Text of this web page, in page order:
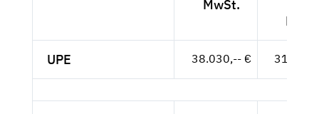
MwSt.
UPE 38.030,-- €